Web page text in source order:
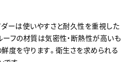
ーは使いやすさと耐久性を重視した
フの材質は気密性・断熱性が高いも
度を守ります。衛生さを求められる